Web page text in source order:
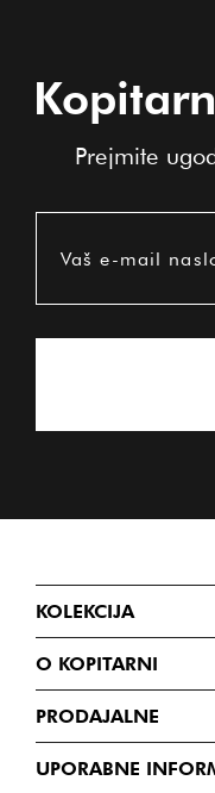
Prejmite
Vaš e-mail
KOLEKCIJA
O KOPITARNI
PRODAJALNE
UPORABNE